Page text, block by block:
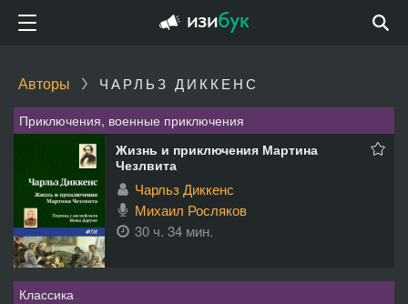
Авторы ЧАРЛЬЗ ДИККЕНС
Приключения, военные приключения
Жизнь и приключения Мартина
Чезлвита
Чарльз Диккенс
Михаил Росляков
30 ч. 34 мин.
Классика